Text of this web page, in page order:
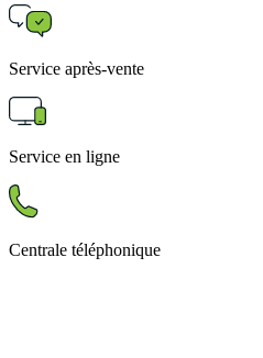
Service après-vente
Service en ligne
Centrale téléphonique